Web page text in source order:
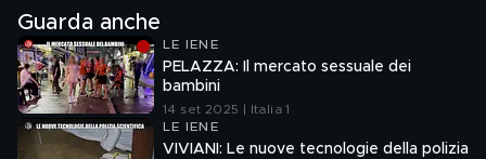
Pontenani avrebbero falsificato il risultato dei test per far
ottenere ad Alessia l'infermità mentale. Antonino
Monteleone ha intervistato l'avvocata Alessia Pontenani
domandandole: Chi è veramente Alessia Pifferi?
Guarda anche
LE IENE
PELAZZA: Il mercato sessuale dei
bambini
14 set 2025 | Italia 1
LE IENE
VIVIANI: Le nuove tecnologie della polizia